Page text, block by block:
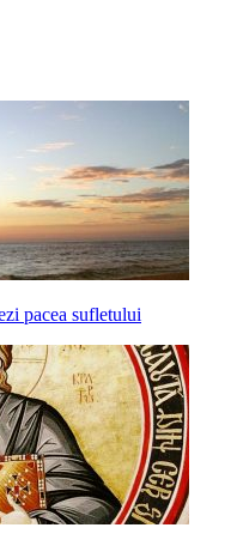
pacea sufletului